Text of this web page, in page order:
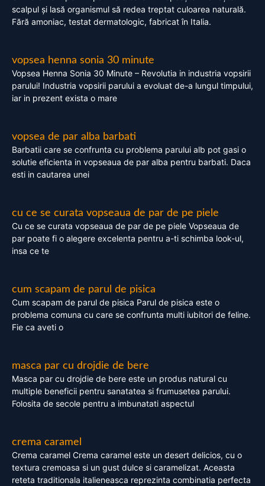
scalpul și lasă organismul să redea treptat culoarea naturală.
Fără amoniac, testat dermatologic, fabricat în Italia.
vopsea henna sonia 30 minute
Vopsea Henna Sonia 30 Minute – Revolutia in industria vopsirii
parului! Industria vopsirii parului a evoluat de-a lungul timpului,
iar in prezent exista o mare
vopsea de par alba barbati
Barbatii care se confrunta cu problema parului alb pot gasi o
solutie eficienta in vopseaua de par alba pentru barbati. Daca
esti in cautarea unei
cu ce se curata vopseaua de par de pe piele
Cu ce se curata vopseaua de par de pe piele Vopseaua de
par poate fi o alegere excelenta pentru a-ti schimba look-ul,
insa ce te
cum scapam de parul de pisica
Cum scapam de parul de pisica Parul de pisica este o
problema comuna cu care se confrunta multi iubitori de feline.
Fie ca aveti o
masca par cu drojdie de bere
Masca par cu drojdie de bere este un produs natural cu
multiple beneficii pentru sanatatea si frumusetea parului.
Folosita de secole pentru a imbunatati aspectul
crema caramel
Crema caramel Crema caramel este un desert delicios, cu o
textura cremoasa si un gust dulce si caramelizat. Aceasta
reteta traditionala italieneasca reprezinta combinatia perfecta